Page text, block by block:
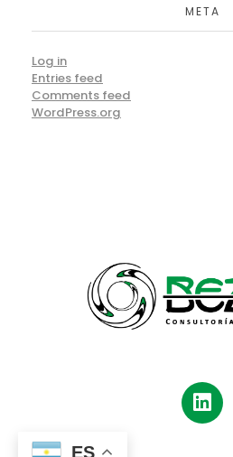
META
Log in
Entries feed
Comments feed
WordPress.org
ES